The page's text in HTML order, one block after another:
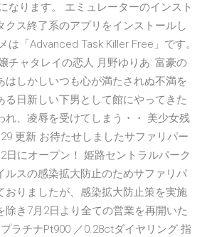
なります。 エミュレーターのインスト
クス終了系のアプリをインストールし
は「Advanced Task Killer Free」です。
チャタレイの恋人 月野ゆりあ: 富豪の
はしかしいつも心が満たされぬ不満を
る日新しい下男として館にやってきた
れ、凌辱を受けてしまう・・ 美少女残
更新 お待たせしましたサファリパー
日にオープン！ 姫路セントラルパーク
ルスの感染拡大防止のためサファリパ
おりましたが、感染拡大防止策を実施
除き7月2日より全ての営業を再開いた
ラチナPt900 ／0.28ctダイヤリング 指